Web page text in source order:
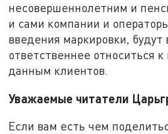
несовершеннолетним и
и сами компании и
введения маркировки,
ответственнее относиться
данным клиентов.
Уважаемые читатели
Если вам есть чем